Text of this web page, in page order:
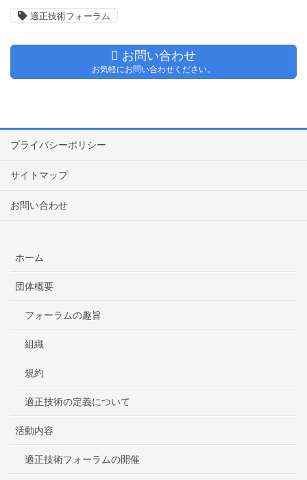
適正技術フォーラム
お問い合わせ
お気軽にお問い合わせください。
プライバシーポリシー
サイトマップ
お問い合わせ
ホーム
団体概要
フォーラムの趣旨
組織
規約
適正技術の定義について
活動内容
適正技術フォーラムの開催